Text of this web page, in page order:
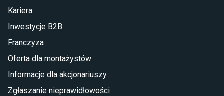
Kariera
Inwestycje B2B
Franczyza
Oferta dla montażystów
Informacje dla akcjonariuszy
Zgłaszanie nieprawidłowości